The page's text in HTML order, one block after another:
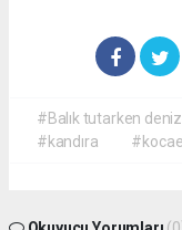
#Balık tutarken
#kandıra